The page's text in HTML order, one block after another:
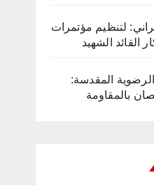
لتنظيم مؤتمرات
القائد الشهيد
المقدسة:
بالمقاومة